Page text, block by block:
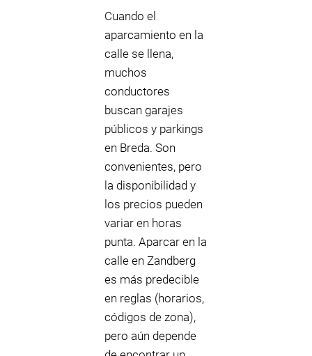
Cuando el
aparcamiento en la
calle se llena,
muchos
conductores
buscan garajes
públicos y parkings
en Breda. Son
convenientes, pero
la disponibilidad y
los precios pueden
variar en horas
punta. Aparcar en la
calle en Zandberg
es más predecible
en reglas (horarios,
códigos de zona),
pero aún depende